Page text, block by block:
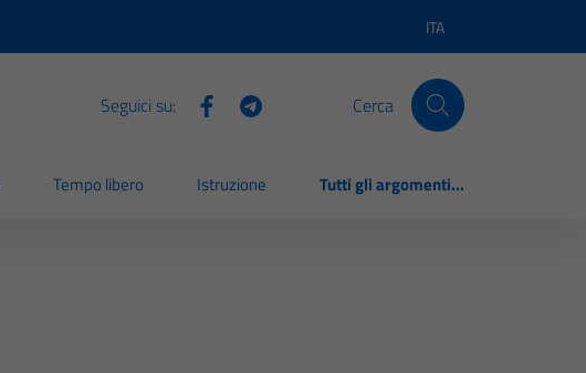
Lingua attiva:
ITA
Seguici su: Cerca
Tempo libero Istruzione Tutti gli argomenti...